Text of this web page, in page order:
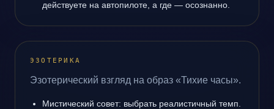
действуете на автопилоте, а где — осознанно.
ЭЗОТЕРИКА
Эзотерический взгляд на образ «Тихие часы».
Мистический совет: выбрать реалистичный темп.